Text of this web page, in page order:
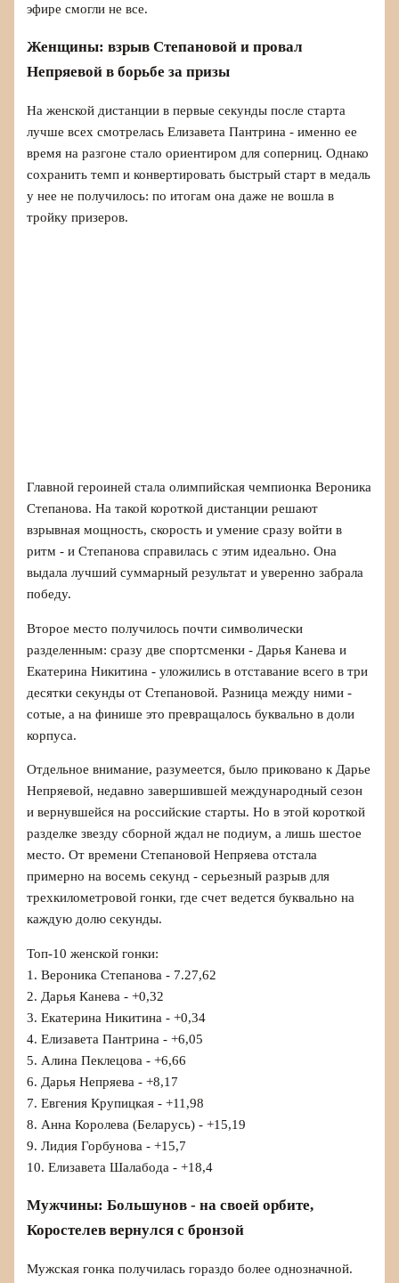
эфире смогли не все.
Женщины: взрыв Степановой и провал
Непряевой в борьбе за призы
На женской дистанции в первые секунды после старта
лучше всех смотрелась Елизавета Пантрина - именно ее
время на разгоне стало ориентиром для соперниц. Однако
сохранить темп и конвертировать быстрый старт в медаль
у нее не получилось: по итогам она даже не вошла в
тройку призеров.
Главной героиней стала олимпийская чемпионка Вероника
Степанова. На такой короткой дистанции решают
взрывная мощность, скорость и умение сразу войти в
ритм - и Степанова справилась с этим идеально. Она
выдала лучший суммарный результат и уверенно забрала
победу.
Второе место получилось почти символически
разделенным: сразу две спортсменки - Дарья Канева и
Екатерина Никитина - уложились в отставание всего в три
десятки секунды от Степановой. Разница между ними -
сотые, а на финише это превращалось буквально в доли
корпуса.
Отдельное внимание, разумеется, было приковано к Дарье
Непряевой, недавно завершившей международный сезон
и вернувшейся на российские старты. Но в этой короткой
разделке звезду сборной ждал не подиум, а лишь шестое
место. От времени Степановой Непряева отстала
примерно на восемь секунд - серьезный разрыв для
трехкилометровой гонки, где счет ведется буквально на
каждую долю секунды.
Топ-10 женской гонки:
1. Вероника Степанова - 7.27,62
2. Дарья Канева - +0,32
3. Екатерина Никитина - +0,34
4. Елизавета Пантрина - +6,05
5. Алина Пеклецова - +6,66
6. Дарья Непряева - +8,17
7. Евгения Крупицкая - +11,98
8. Анна Королева (Беларусь) - +15,19
9. Лидия Горбунова - +15,7
10. Елизавета Шалабода - +18,4
Мужчины: Большунов - на своей орбите,
Коростелев вернулся с бронзой
Мужская гонка получилась гораздо более однозначной.